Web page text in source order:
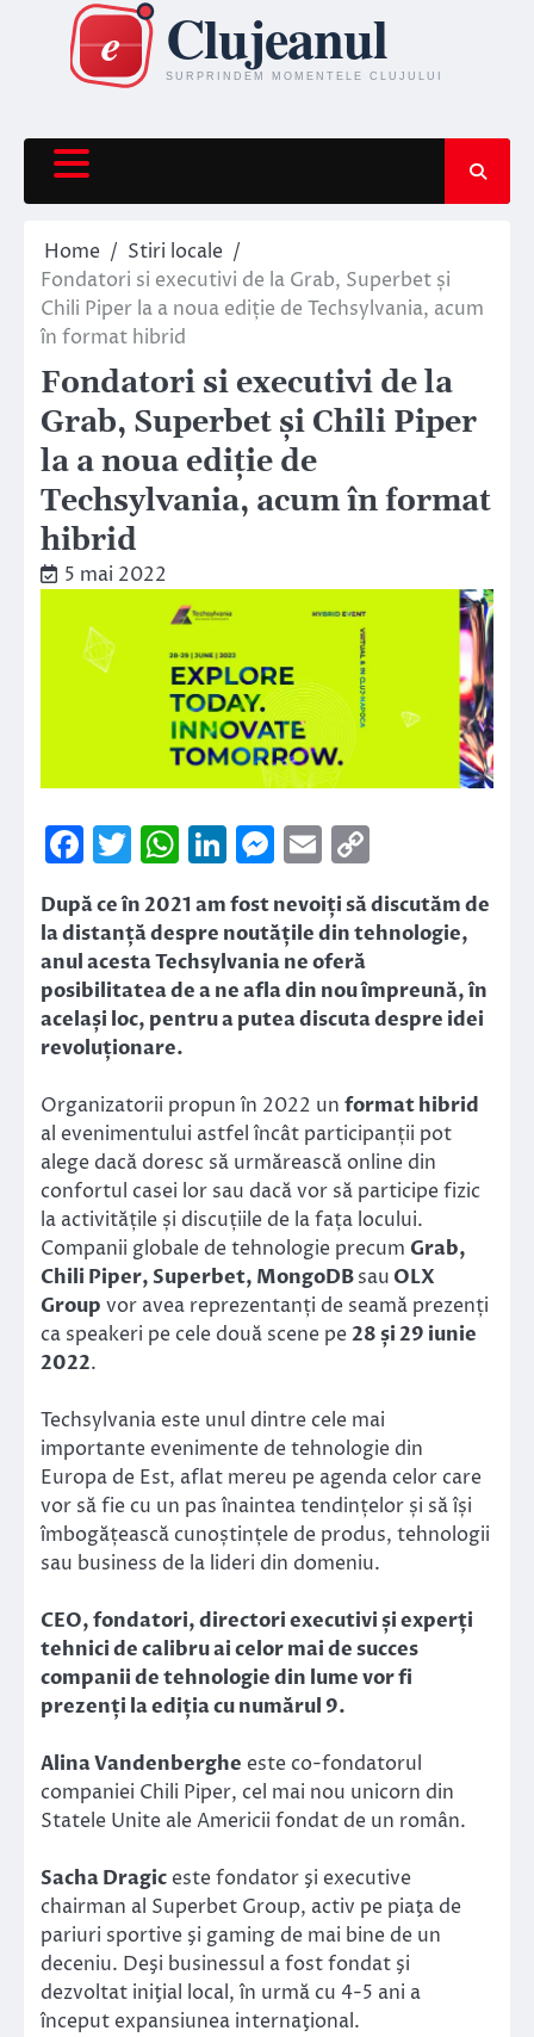
content
Home
Stiri locale
Fondatori si executivi de la Grab, Superbet și
Chili Piper la a noua ediție de Techsylvania, acum
în format hibrid
Fondatori si executivi de la
Grab, Superbet și Chili Piper
la a noua ediție de
Techsylvania, acum în format
hibrid
5 mai 2022
Facebook
Twitter
WhatsApp
LinkedIn
Messenger
Email
Link
După ce în 2021 am fost nevoiți să discutăm de
la distanță despre noutățile din tehnologie,
anul acesta Techsylvania ne oferă
posibilitatea de a ne afla din nou împreună, în
același loc, pentru a putea discuta despre idei
revoluționare.
Organizatorii propun în 2022 un format hibrid
al evenimentului astfel încât participanții pot
alege dacă doresc să urmărească online din
confortul casei lor sau dacă vor să participe fizic
la activitățile și discuțiile de la fața locului.
Companii globale de tehnologie precum Grab,
Chili Piper, Superbet, MongoDBsau OLX
Group vor avea reprezentanți de seamă prezenți
ca speakeri pe cele două scene pe28 și 29 iunie
2022.
Techsylvania este unul dintre cele mai
importante evenimente de tehnologie din
Europa de Est, aflat mereu pe agenda celor care
vor să fie cu un pas înaintea tendințelor și să își
îmbogățească cunoștințele de produs, tehnologii
sau business de la lideri din domeniu.
CEO, fondatori, directori executivi și experți
tehnici de calibru ai celor mai de succes
companii de tehnologie din lume vor fi
prezenți la ediția cu numărul 9.
Alina Vandenberghe este co-fondatorul
companiei Chili Piper, cel mai nou unicorn din
Statele Unite ale Americii fondat de un român.
Sacha Dragic este fondator şi executive
chairman al Superbet Group, activ pe piaţa de
pariuri sportive şi gaming de mai bine de un
deceniu. Deşi businessul a fost fondat şi
dezvoltat iniţial local, în urmă cu 4-5 ani a
început expansiunea internaţional.